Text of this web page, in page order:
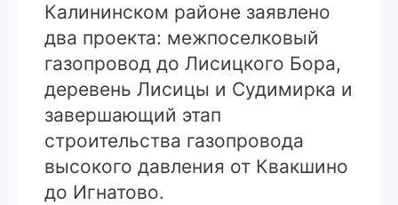
Калининском районе заявлено
два проекта: межпоселковый
газопровод до Лисицкого Бора,
деревень Лисицы и Судимирка и
завершающий этап
строительства газопровода
высокого давления от Квакшино
до Игнатово.